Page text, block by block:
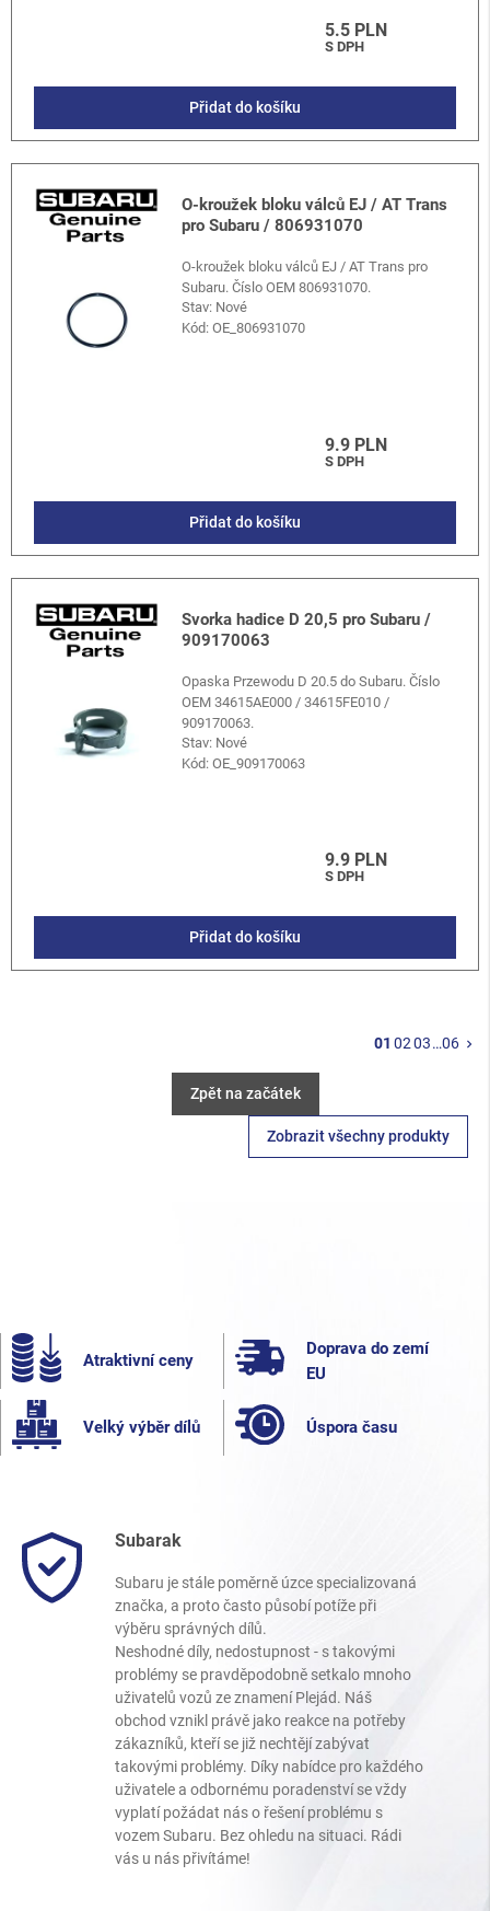
5.5 PLN
S DPH
Přidat do košíku
O-kroužek bloku válců EJ / AT Trans
pro Subaru / 806931070
O-kroužek bloku válců EJ / AT Trans pro
Subaru. Číslo OEM 806931070.
Stav: Nové
Kód:OE_806931070
9.9 PLN
S DPH
Přidat do košíku
Svorka hadice D 20,5 pro Subaru /
909170063
Opaska Przewodu D 20.5 do Subaru. Číslo
OEM 34615AE000 / 34615FE010 /
909170063.
Stav: Nové
Kód:OE_909170063
9.9 PLN
S DPH
Přidat do košíku
01 0203…06 keyboard_arrow_right
Zpět na začátek
Zobrazit všechny produkty
Atraktivní ceny
Doprava do zemí
EU
Velký výběr dílů Úspora času
Subarak
Subaru je stále poměrně úzce specializovaná
značka, a proto často působí potíže při
výběru správných dílů.
Neshodné díly, nedostupnost - s takovými
problémy se pravděpodobně setkalo mnoho
uživatelů vozů ze znamení Plejád. Náš
obchod vznikl právě jako reakce na potřeby
zákazníků, kteří se již nechtějí zabývat
takovými problémy. Díky nabídce pro každého
uživatele a odbornému poradenství se vždy
vyplatí požádat nás o řešení problému s
vozem Subaru. Bez ohledu na situaci. Rádi
vás u nás přivítáme!